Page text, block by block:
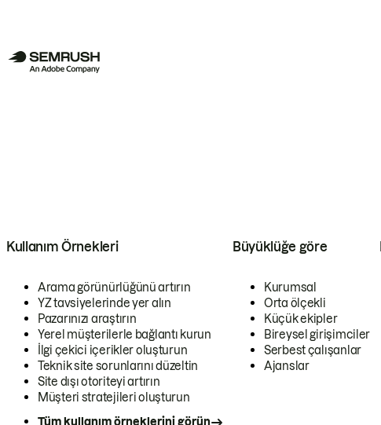
Kullanım Örnekleri
Arama görünürlüğünü artırın
YZ tavsiyelerinde yer alın
Pazarınızı araştırın
Yerel müşterilerle bağlantı kurun
İlgi çekici içerikler oluşturun
Teknik site sorunlarını düzeltin
Site dışı otoriteyi artırın
Müşteri stratejileri oluşturun
Tüm kullanım örneklerini görün
Büyüklüğe göre
Kurumsal
Orta ölçekli
Küçük ekipler
Bireysel girişimciler
Serbest çalışanlar
Ajanslar